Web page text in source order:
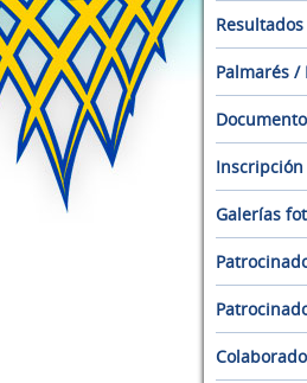
Resultados
Palmarés /
Inscripción
Galerías